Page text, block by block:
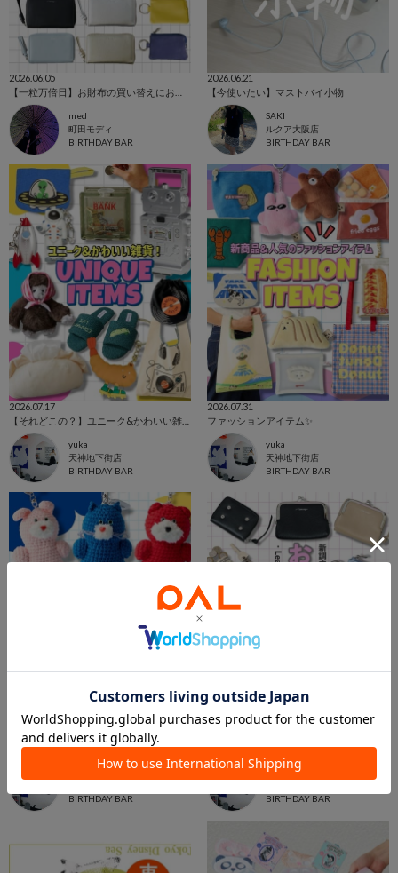
2026.06.05
med
町田モディ
BIRTHDAY BAR
2026.06.21
【今使いたい】マストバイ小物
SAKI
ルクア大阪店
BIRTHDAY BAR
2026.07.17
yuka
天神地下街店
BIRTHDAY BAR
2026.07.31
ファッションアイテム✨
yuka
天神地下街店
BIRTHDAY BAR
2026.08.07
【再入荷】mojojojo×macaroni edge💖
BIRTHDAY BAR
【一粒万倍日】お財布特集✨
yuka
BIRTHDAY BAR